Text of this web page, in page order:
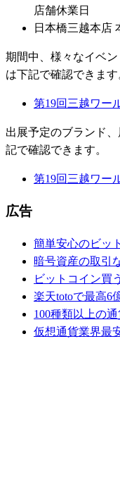
店舗休業日
日本橋三越本店
期間中、様々なイベ
は下記で確認できます
第19回三越ワー
出展予定のブランド
記で確認できます。
第19回三越ワー
広告
簡単安心のビッ
暗号資産の取引
ビットコイン買
楽天totoで最高6
100種類以上の
仮想通貨業界最